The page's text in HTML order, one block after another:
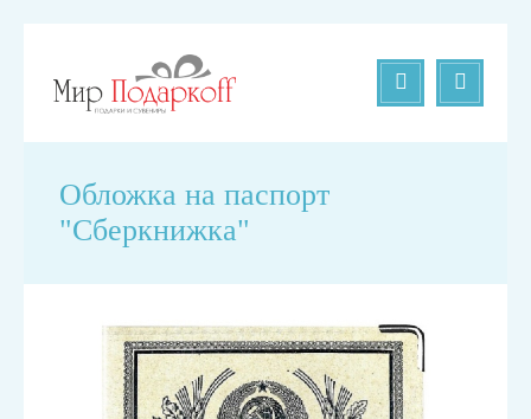
Обложка на паспорт
"Сберкнижка"